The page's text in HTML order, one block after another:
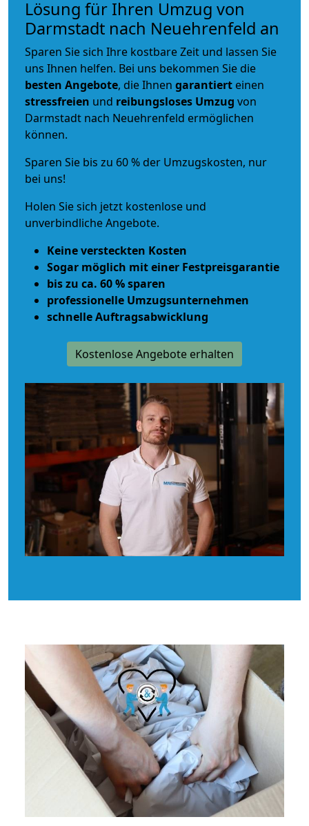
Lösung für Ihren Umzug von
Darmstadt nach Neuehrenfeld an
Sparen Sie sich Ihre kostbare Zeit und lassen Sie
uns Ihnen helfen. Bei uns bekommen Sie die
besten Angebote, die Ihnen garantiert einen
stressfreien und reibungsloses Umzug von
Darmstadt nach Neuehrenfeld ermöglichen
können.
Sparen Sie bis zu 60 % der Umzugskosten, nur
bei uns!
Holen Sie sich jetzt kostenlose und
unverbindliche Angebote.
Keine versteckten Kosten
Sogar möglich mit einer Festpreisgarantie
bis zu ca. 60 % sparen
professionelle Umzugsunternehmen
schnelle Auftragsabwicklung
Kostenlose Angebote erhalten